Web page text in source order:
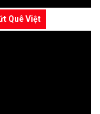
Quê Việt